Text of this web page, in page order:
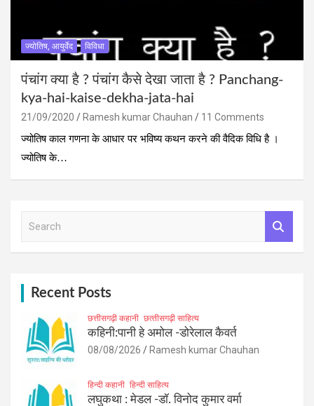
ज्योतिष, आयुर्वेद विविधा
पंचांग क्‍या है ? पंचांग कैसे देखा जाता है ? Panchang-
kya-hai-kaise-dekha-jata-hai
21/09/2020 Ramesh kumar Chauhan
11 Comments
ज्योतिष काल गणना के आधार पर भविष्य कथन करने की वैदिक विधि है ।
ज्योतिष के…
Recent Posts
छत्तीसगढ़ी कहानी छत्‍तीसगढ़ी साहित्‍य
कहिनी:पानी हे अमोल -डोरेलाल कैवर्त
08/08/2026 Ramesh kumar Chauhan
हिन्दी कहानी हिन्दी साहित्य
लघुकथा : मेडल -डॉ. विनोद कुमार वर्मा